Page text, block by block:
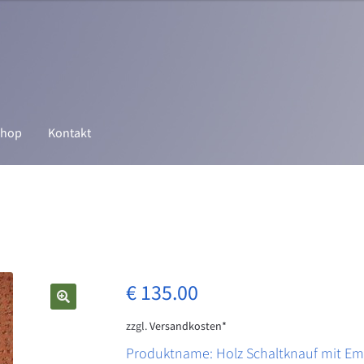
Kontakt
€135.00
zzgl.Versandkosten*
Produktname: Holz Schaltknauf mit